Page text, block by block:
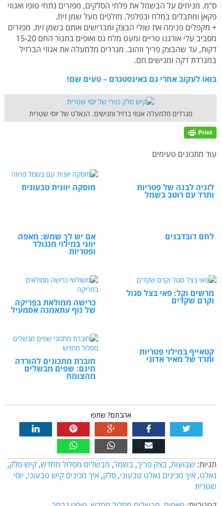
ס"מ. מניחים על הבשמל את פלחי הסלקים, מפזרים נתחי טופו ואגוזי
פקאן ומתבלים במלח ובפלפל. מזלפים מעל שמן זית.
+ מקפלים פנימה את שולי הבצק ומברישים אותם בשמן זית. מפזרים
מסביב עלי אורגנו טריים ומעט מלח גס ואופים בתנור החם 15-20
דקות, עד שהבצק פריך וזהוב. מגררים מלמעלה את אגוזי הברזיל
במגרדת דקה ומגישים חם.
בואו לעקוב אחרי גם באינסטגרם – טעים שם!
מגרדים מלמעלה אגוזי ברזיל ומגישים. הגאלט של יוסי שטרית
עוד מתכונים טעימים
לזניה לבנה של פטריות
ותרד עם רוטב בשמל
מוסקה יוונית טבעונית
לחם דובדבנים אם יש לך שמש: מאפה
יווני במילוי מנגולד
ופטריות
מרשים וקל: פאי בצל סגול
וקרם שקדים כרישה ממולאת בפריקה
של נוף עתאמנה אסמעיל
קטאייף במילוי פטריות
ותרד של מאיר אדוני חוברת מתכונים להורדה
חינם: שפים מבשלים
מהצומח
אהבתם? שתפו
תגיות: שבועות, בצק פריך, בשמל, מבשלים מסלול מחדש, קיש סלק,
גאלט, איך מכינים גאלט טבעוני, סלק, איך מכינים קיש טבעוני, יוסי
שטרית